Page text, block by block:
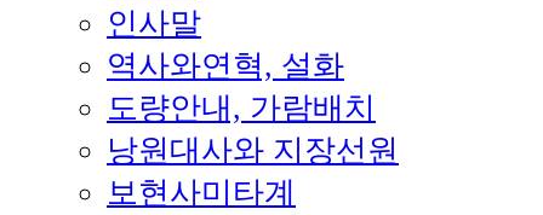
인사말
역사와연혁, 설화
도량안내, 가람배치
낭원대사와 지장선원
보현사미타계